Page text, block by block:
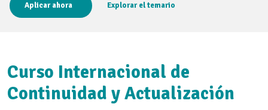
Aplicar ahora Explorar el temario
Curso Internacional de
Continuidad y Actualización